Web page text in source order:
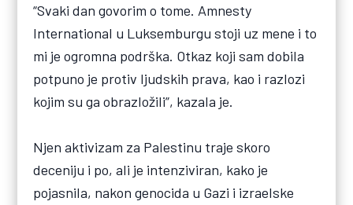
“Svaki dan govorim o tome. Amnesty
International u Luksemburgu stoji uz mene i to
mi je ogromna podrška. Otkaz koji sam dobila
potpuno je protiv ljudskih prava, kao i razlozi
kojim su ga obrazložili”, kazala je.
Njen aktivizam za Palestinu traje skoro
deceniju i po, ali je intenziviran, kako je
pojasnila, nakon genocida u Gazi i izraelske